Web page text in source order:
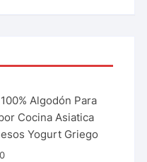
Algodón Para
Cocina Asiatica
Yogurt Griego